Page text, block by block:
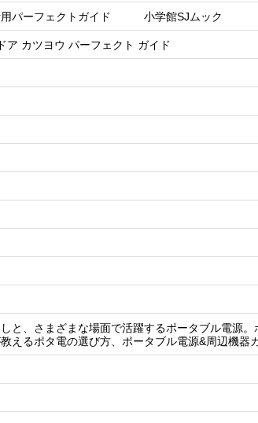
活用パーフェクトガイド 小学館SJムック
ア カツヨウ パーフェクト ガイド
と、さまざまな場面で活躍するポータブル電源
えるポタ電の選び方、ポータブル電源&周辺機器